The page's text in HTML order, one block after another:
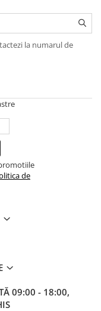
la numarul de
de
09:00 - 18:00,